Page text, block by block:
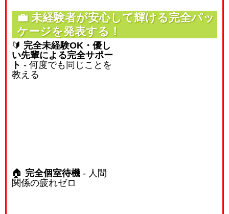
💼 未経験者が安心して輝ける完全パッ
ケージを発表する！
🔰 完全未経験OK・優し
い先輩による完全サポー
ト - 何度でも同じことを
教える
🏠 完全個室待機 - 人間
関係の疲れゼロ